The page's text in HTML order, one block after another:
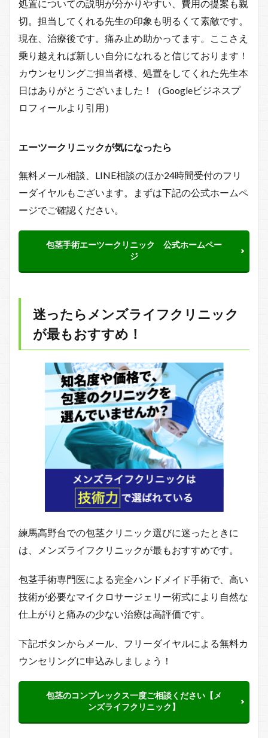
処置についての説明が分かりやすい、費用の提案も親
切。担当してくれる先生の印象も明るくて素敵です。
現在、治療後です。痛み止め助かってます。ここさえ
乗り越えれば新しい自分になれると信じております！
カウンセリングご担当者様、処置をしてくれた先生本
日はありがとうございました！（Googleビジネスプ
ロフィールより引用）
エーツークリニックが気になったら
無料メール相談、LINE相談のほか24時間受付のフリ
ーダイヤルもございます。まずは下記の公式ホームペ
ージでご確認ください。
包茎手術エーツークリニック 公式ホームペー
ジ
迷ったらメンズライフクリニック
が最もおすすめ！
練馬高野台での包茎クリニック選びに迷ったときに
は、メンズライフクリニックが最もおすすめです。
包茎手術専門医による完全ハンドメイド手術で、高い
技術が必要なマイクロサージェリー術式により自然な
仕上がりと痛みの少ない治療は高評価です。
下記ボタンからメール、フリーダイヤルによる無料カ
ウンセリングに申込みしましょう！
包茎のコンプレックス一度ご相談ください【メ
ンズライフクリニック】